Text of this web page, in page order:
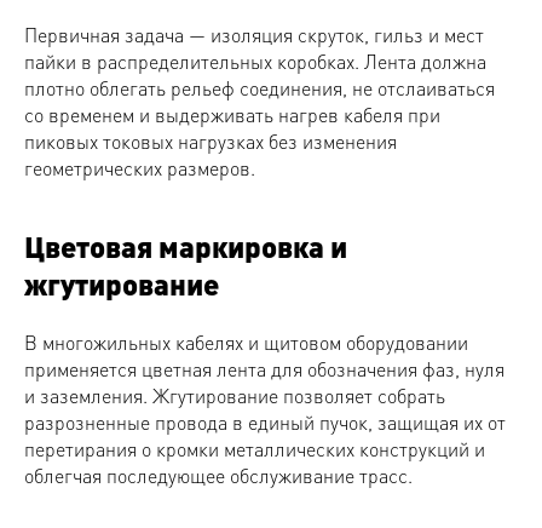
Первичная задача — изоляция скруток, гильз и мест
пайки в распределительных коробках. Лента должна
плотно облегать рельеф соединения, не отслаиваться
со временем и выдерживать нагрев кабеля при
пиковых токовых нагрузках без изменения
геометрических размеров.
Цветовая маркировка и
жгутирование
В многожильных кабелях и щитовом оборудовании
применяется цветная лента для обозначения фаз, нуля
и заземления. Жгутирование позволяет собрать
разрозненные провода в единый пучок, защищая их от
перетирания о кромки металлических конструкций и
облегчая последующее обслуживание трасс.